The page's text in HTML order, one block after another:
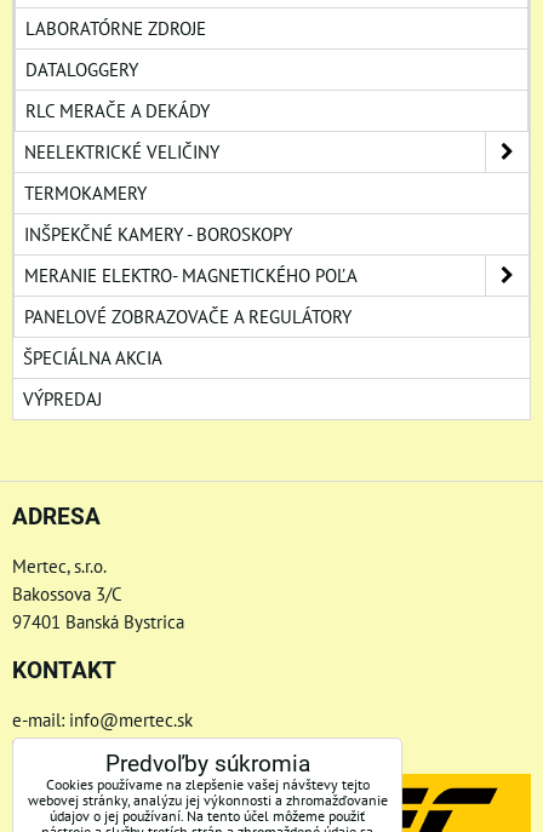
LABORATÓRNE ZDROJE
DATALOGGERY
RLC MERAČE A DEKÁDY
NEELEKTRICKÉ VELIČINY
TERMOKAMERY
INŠPEKČNÉ KAMERY - BOROSKOPY
MERANIE ELEKTRO- MAGNETICKÉHO POĽA
PANELOVÉ ZOBRAZOVAČE A REGULÁTORY
ŠPECIÁLNA AKCIA
VÝPREDAJ
ADRESA
Mertec, s.r.o.
Bakossova 3/C
97401 Banská Bystrica
KONTAKT
e-mail: info@mertec.sk
Telefón: +421 48-4800 791
Predvoľby súkromia
Cookies používame na zlepšenie vašej návštevy tejto
webovej stránky, analýzu jej výkonnosti a zhromažďovanie
údajov o jej používaní. Na tento účel môžeme použiť